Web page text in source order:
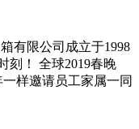
有限公司成立于1998
刻！ 全球2019春晚
样邀请员工家属一同